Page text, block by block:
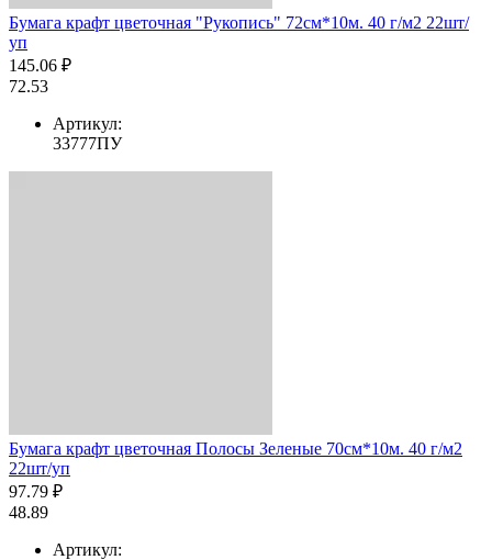
Бумага крафт цветочная "Рукопись" 72см*10м. 40 г/м2 22шт/
уп
145.06 ₽
72.53
Артикул:
33777ПУ
Бумага крафт цветочная Полосы Зеленые 70см*10м. 40 г/м2
22шт/уп
97.79 ₽
48.89
Артикул: